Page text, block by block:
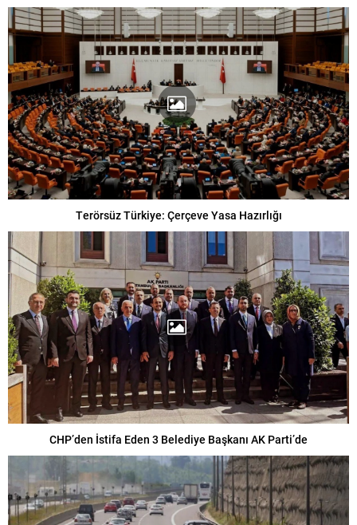
Terörsüz Türkiye: Çerçeve Yasa Hazırlığı
CHP’den İstifa Eden 3 Belediye Başkanı AK Parti’de